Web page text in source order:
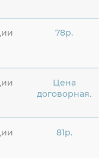
78р.
Цена
договорная.
81р.